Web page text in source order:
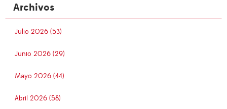
Archivos
Julio 2026 (53)
Junio 2026 (29)
Mayo 2026 (44)
Abril 2026 (58)